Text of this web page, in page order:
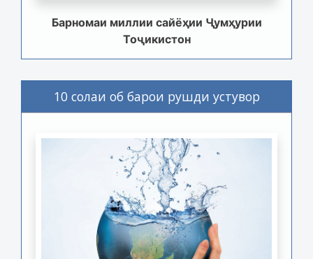
Барномаи миллии сайёҳии Ҷумҳурии
Тоҷикистон
10 солаи об барои рушди устувор